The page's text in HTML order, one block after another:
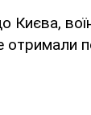
Києва,
отримали